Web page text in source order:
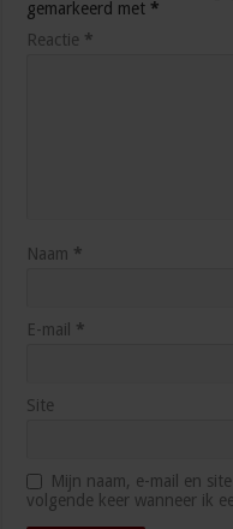
gemarkeerd met *
Reactie *
Naam *
E-mail *
Site
Mijn naam, e-mail en
volgende keer wanneer ik